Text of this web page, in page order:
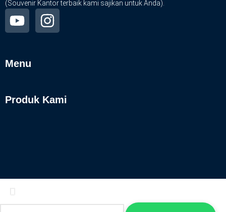
(Souvenir Kantor terbaik kami sajikan untuk Anda).
Menu
Produk Kami